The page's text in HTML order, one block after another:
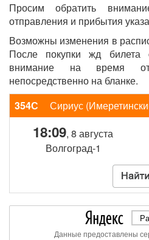
Просим обратить
отправления и прибытия
Возможны изменения в
После покупки жд билета
внимание на время
непосредственно на бланке.
354С
Сириус
18:09, 8 августа
Волгоград-1
Данные предоставлены